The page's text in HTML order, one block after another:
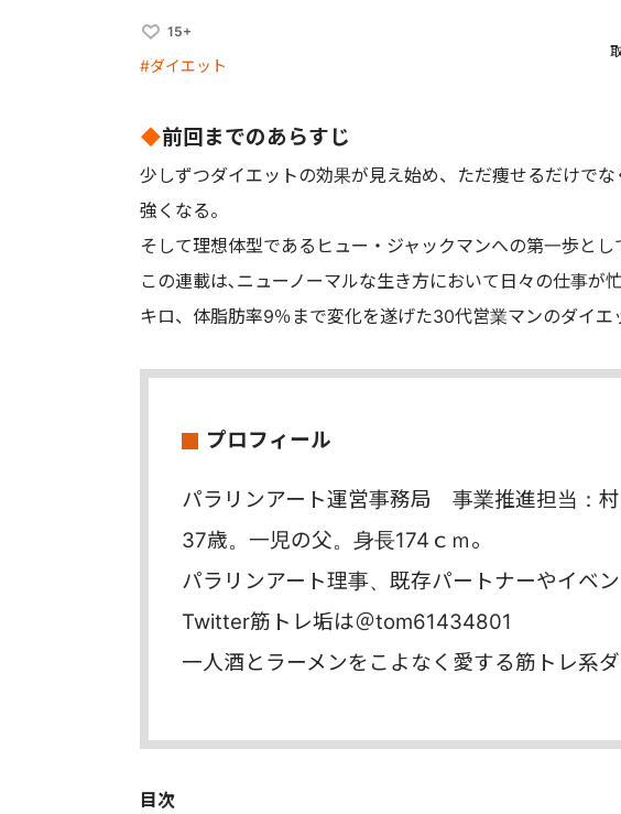
15+
#ダイエット
◆前回までのあらすじ
少しずつダイエットの効果が見え始め、ただ痩せるだけで
強くなる。
そして理想体型であるヒュー・ジャックマンへの第一歩とし
この連載は､ニューノーマルな生き方において日々の仕事が
キロ、体脂肪率9％まで変化を遂げた30代営業マンのダイエ
プロフィール
パラリンアート運営事務局 事業推進担当：
37歳。一児の父。身長174ｃｍ。
パラリンアート理事、既存パートナーやイベン
Twitter筋トレ垢は＠tom61434801
一人酒とラーメンをこよなく愛する筋トレ系
目次